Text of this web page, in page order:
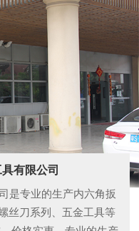
有限公司
是专业的生产内六角扳
丝刀系列、五金工具等
价格实惠，专业的生产
优良、制作技术水平先
不断提高服务质量，力
设备